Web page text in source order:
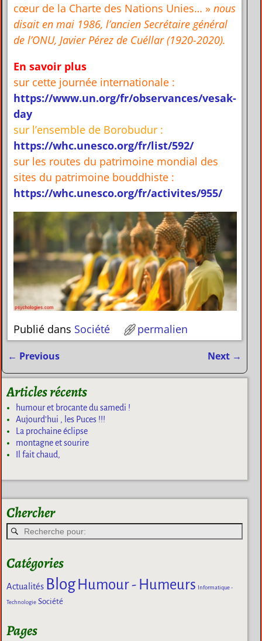
cœur de la Charte des Nations Unies… »nous
disait en mai 1986, l’ancien Secrétaire général
de l’ONU, Javier Pérez de Cuéllar (1920-2020).
En savoir plus
sur cette journée internationale :
https://www.un.org/fr/observances/vesak-
day
sur l’ensemble de Borobudur :
https://whc.unesco.org/fr/list/592/
sur les routes du patrimoine mondial des
sites du patrimoine bouddhiste :
https://whc.unesco.org/fr/activites/955/
Publié dans Société permalien
Navigation des articles
← Previous Next →
Articles récents
humour et brocante du samedi !
Aujourd’hui , les Puces !!!
La prochaine éclipse
montagne et sourire
Il fait chaud,
Chercher
Catégories
Actualités Blog Humour - Humeurs Informatique -
Technologie Société
Pages